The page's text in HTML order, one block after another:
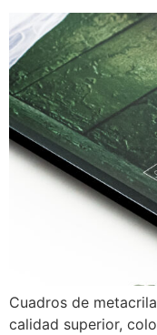
Cuadros de
calidad superior,